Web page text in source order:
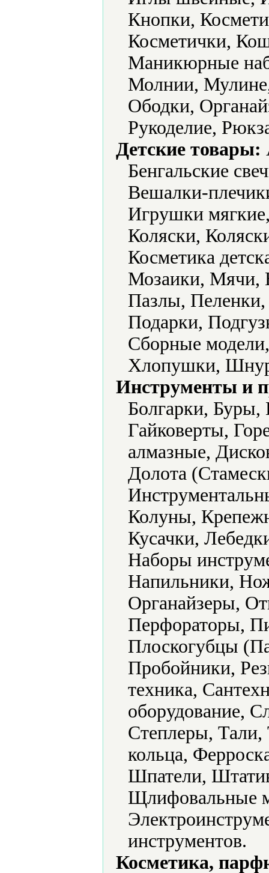
Кнопки,
Косметички,
Маникюрные
Молнии,
Ободки,
Рукоделие,
Детские товары:
Бенгальские
Вешалки-
Игрушки
Коляски,
Косметика
Мозаики, Мячи,
Пазлы,
Подарки,
Сборные
Хлопушки,
Инструменты и
Болгарки,
Гайковерты,
алмазные,
Долота
Колуны,
Кусачки,
Наборы
Напильники,
Органайзеры,
Перфораторы,
Плоскогубцы
Пробойники,
техника,
оборудование,
Степлеры,
кольца,
Шпатели,
Щлифовальные
инструментов.
Косметика,